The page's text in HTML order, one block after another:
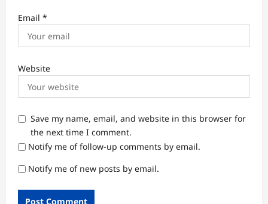
Email *
Website
Save my name, email, and website in this browser for
the next time I comment.
Notify me of follow-up comments by email.
Notify me of new posts by email.